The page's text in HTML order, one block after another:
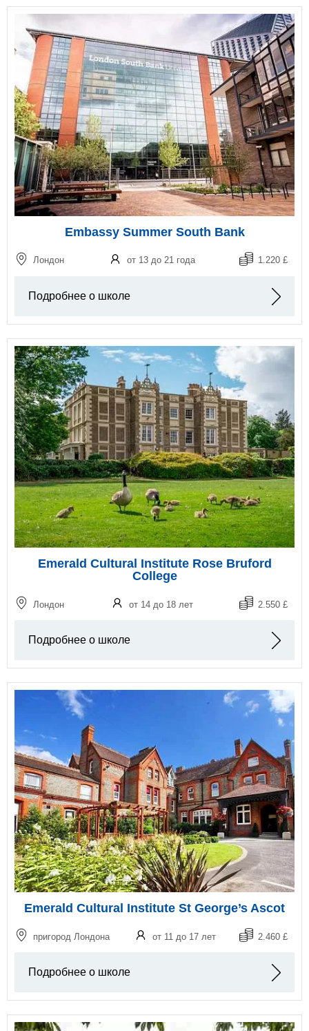
Embassy Summer South Bank
Лондон от 13 до 21 года 1.220 £
Подробнее о школе
Emerald Cultural Institute Rose Bruford
College
Лондон от 14 до 18 лет 2.550 £
Подробнее о школе
Emerald Cultural Institute St George’s Ascot
пригород Лондона от 11 до 17 лет 2.460 £
Подробнее о школе